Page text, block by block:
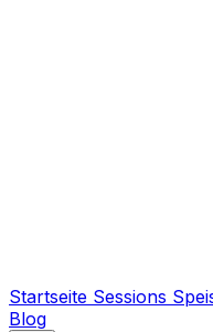
Startseite Sessions
Blog